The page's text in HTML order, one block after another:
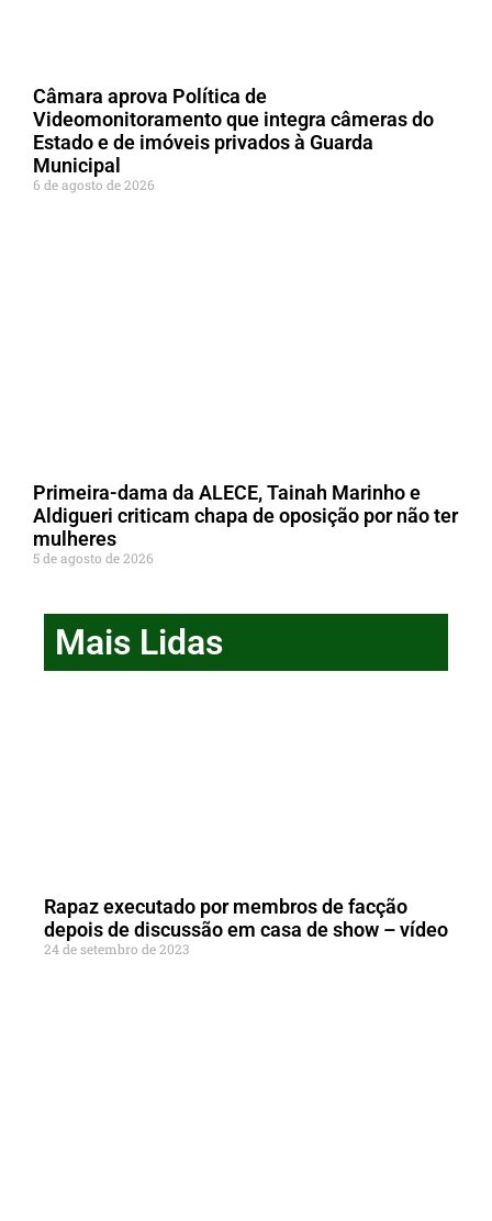
Câmara aprova Política de
Videomonitoramento que integra câmeras do
Estado e de imóveis privados à Guarda
Municipal
6 de agosto de 2026
Primeira-dama da ALECE, Tainah Marinho e
Aldigueri criticam chapa de oposição por não ter
mulheres
5 de agosto de 2026
Mais Lidas
Rapaz executado por membros de facção
depois de discussão em casa de show – vídeo
24 de setembro de 2023